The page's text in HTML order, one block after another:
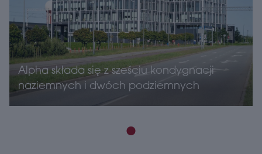
Alpha składa się z sześciu kondygnacji
naziemnych i dwóch podziemnych